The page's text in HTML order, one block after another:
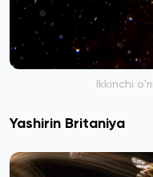
Ikkinchi
Yashirin Britaniya